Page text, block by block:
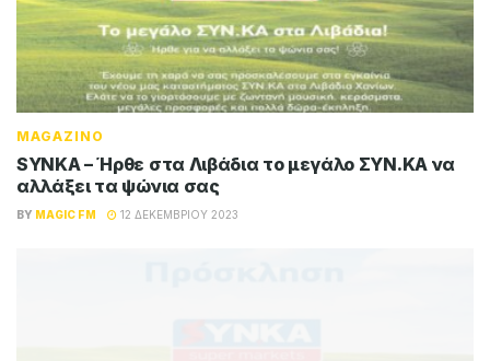
MAGAZINO
SYNKA – Ήρθε στα Λιβάδια τo μεγάλο ΣYN.KA να
αλλάξει τα ψώνια σας
BY MAGIC FM 12 ΔΕΚΕΜΒΡΊΟΥ 2023